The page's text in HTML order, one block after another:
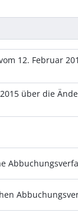
12. Februar
über die